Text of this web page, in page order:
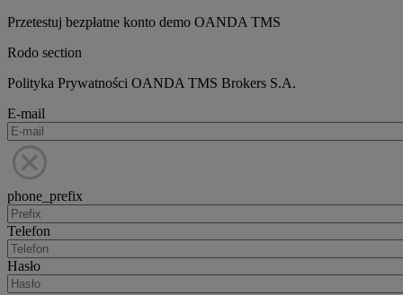
Przetestuj bezpłatne konto demo OANDA TMS
Rodo section
Polityka Prywatności OANDA TMS Brokers S.A.
E-mail
phone_prefix
Telefon
Hasło